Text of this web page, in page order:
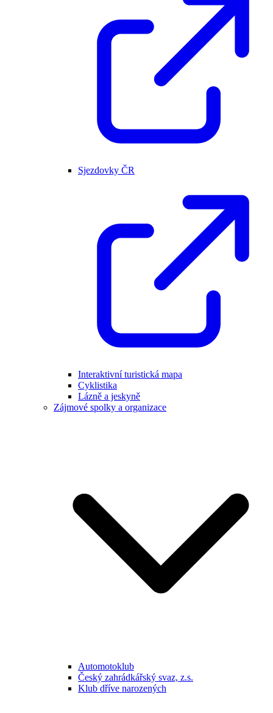
Sjezdovky ČR
Interaktivní turistická mapa
Cyklistika
Lázně a jeskyně
Zájmové spolky a organizace
Automotoklub
Český zahrádkářský svaz, z.s.
Klub dříve narozených